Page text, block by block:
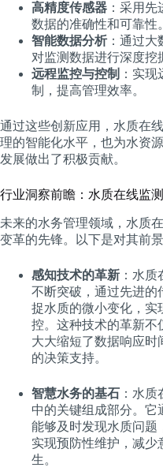
高精度传感器 ：采用
数据的准确性和可靠性。
智能数据分析：通过大
对监测数据进行深度挖
远程监控与控制 ：实
制，提高管理效率。
通过这些创新应用，水质在
理的智能化水平，也为水资
发展做出了积极贡献。
行业洞察前瞻：水质在线监
未来的水务管理领域，水质
变革的先锋。以下是对其前
感知技术的革新 ：水
不断突破，通过先进的
捉水质的微小变化，实
控。这种技术的革新不
大大缩短了数据响应时
的决策支持。
智慧水务的基石 ：水
中的关键组成部分。它
能够及时发现水质问题
实现预防性维护，减少
生。